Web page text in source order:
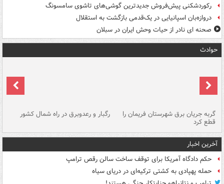
رکوردشکنی پیش‌فروش جدیدترین گوشی‌های تاشوی سامسونگ
دروازه‌بان اسپانیایی در یک‌قدمی بازگشت به استقلال
صحنه ای نادر از حیات وحش ایران در سبلان
حوادث
گربه جریان برق شهرستان فریمان را
قطع کرد
رگبار و رعدوبرق در راه شمال کشور
آخرین اخبار
حکم دادگاه آمریکا برای توقف ساخت سالن رقص ترامپ
حمله پهپادی به کشتی ترکیه‌ای در دریای سیاه